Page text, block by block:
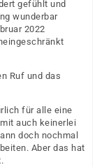
gefühlt und
wunderbar
2022
Ruf und das
für alle eine
auch keinerlei
doch nochmal
Aber das hat